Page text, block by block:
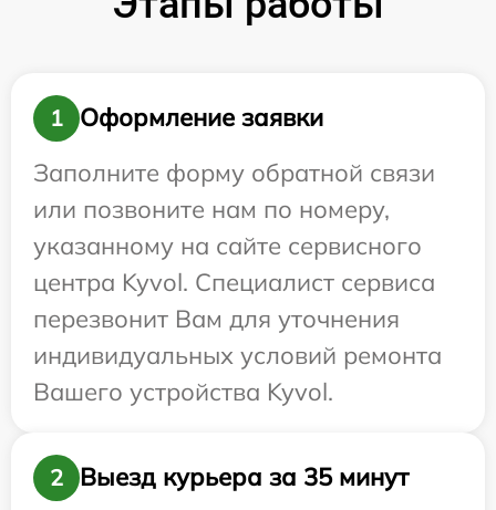
1
Оформление заявки
Заполните форму обратной связи
или позвоните нам по номеру,
указанному на сайте сервисного
центра Kyvol. Специалист сервиса
перезвонит Вам для уточнения
индивидуальных условий ремонта
Вашего устройства Kyvol.
2
Выезд курьера за 35 минут